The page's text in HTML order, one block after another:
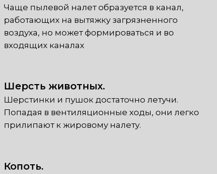
Чаще пылевой налет образуется в канал,
работающих на вытяжку загрязненного
воздуха, но может формироваться и во
входящих каналах
Шерсть животных.
Шерстинки и пушок достаточно летучи.
Попадая в вентиляционные ходы, они легко
прилипают к жировому налету.
Копоть.